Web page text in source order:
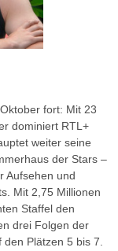
fort: Mit 23
dominiert RTL+
weiter seine
der Stars –
Aufsehen und
Mit 2,75 Millionen
Staffel den
drei Folgen der
den Plätzen 5 bis 7.